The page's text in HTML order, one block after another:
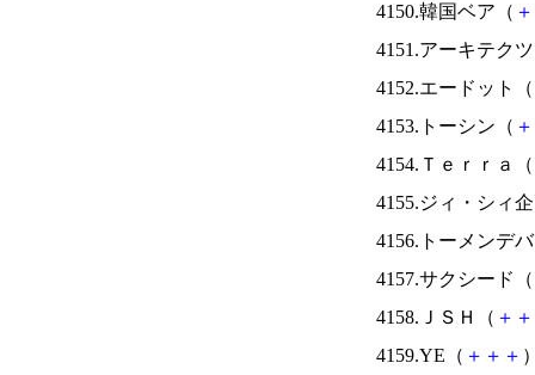
4150.韓国ベア（ ＋
4151.アーキテク
4152.エードット（
4153.トーシン（ ＋
4154.Ｔｅｒｒａ（
4155.ジィ・シィ
4156.トーメンデ
4157.サクシード（
4158.ＪＳＨ（ ＋ ＋
4159.YE（ ＋ ＋ ＋